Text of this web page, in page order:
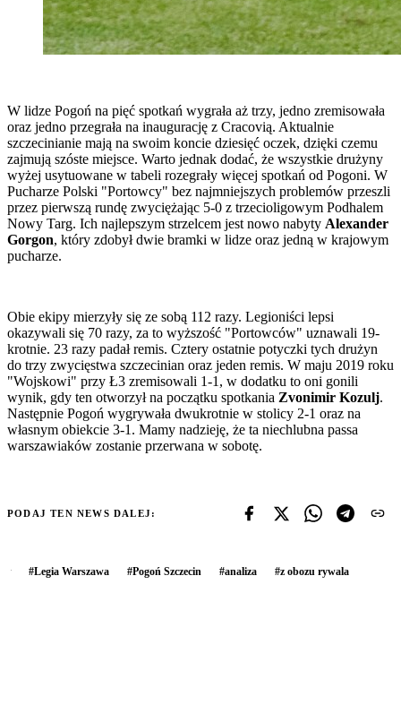
W lidze Pogoń na pięć spotkań wygrała aż trzy, jedno zremisowała
oraz jedno przegrała na inaugurację z Cracovią. Aktualnie
szczecinianie mają na swoim koncie dziesięć oczek, dzięki czemu
zajmują szóste miejsce. Warto jednak dodać, że wszystkie drużyny
wyżej usytuowane w tabeli rozegrały więcej spotkań od Pogoni. W
Pucharze Polski "Portowcy" bez najmniejszych problemów przeszli
przez pierwszą rundę zwyciężając 5-0 z trzecioligowym Podhalem
Nowy Targ. Ich najlepszym strzelcem jest nowo nabyty Alexander
Gorgon, który zdobył dwie bramki w lidze oraz jedną w krajowym
pucharze.
Obie ekipy mierzyły się ze sobą 112 razy. Legioniści lepsi
okazywali się 70 razy, za to wyższość "Portowców" uznawali 19-
krotnie. 23 razy padał remis. Cztery ostatnie potyczki tych drużyn
do trzy zwycięstwa szczecinian oraz jeden remis. W maju 2019 roku
"Wojskowi" przy Ł3 zremisowali 1-1, w dodatku to oni gonili
wynik, gdy ten otworzył na początku spotkania Zvonimir Kozulj.
Następnie Pogoń wygrywała dwukrotnie w stolicy 2-1 oraz na
własnym obiekcie 3-1. Mamy nadzieję, że ta niechlubna passa
warszawiaków zostanie przerwana w sobotę.
PODAJ TEN NEWS DALEJ:
#Legia Warszawa #Pogoń Szczecin #analiza #z obozu rywala